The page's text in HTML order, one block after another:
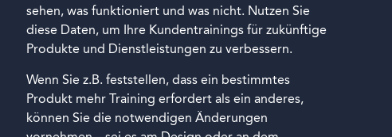
sehen, was funktioniert und was nicht. Nutzen Sie
diese Daten, um Ihre Kundentrainings für zukünftige
Produkte und Dienstleistungen zu verbessern.
Wenn Sie z.B. feststellen, dass ein bestimmtes
Produkt mehr Training erfordert als ein anderes,
können Sie die notwendigen Änderungen